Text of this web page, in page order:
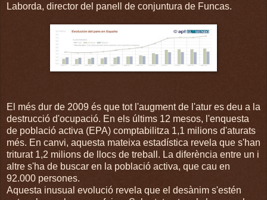
Laborda, director del panell de conjuntura de Funcas.
El més dur de 2009 és que tot l'augment de l'atur es deu a la
destrucció d'ocupació. En els últims 12 mesos, l'enquesta
de població activa (EPA) comptabilitza 1,1 milions d'aturats
més. En canvi, aquesta mateixa estadística revela que s'han
triturat 1,2 milions de llocs de treball. La diferència entre un i
altre s'ha de buscar en la població activa, que cau en
92.000 persones.
Aquesta inusual evolució revela que el desànim s'estén